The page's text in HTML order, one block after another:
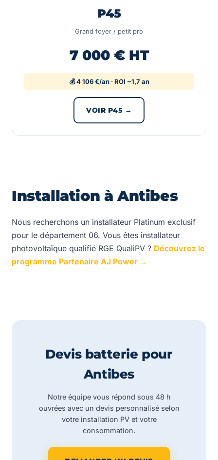
P45
Grand foyer / petit pro
7 000 € HT
💰 4 106 €/an · ROI ~1,7 an
VOIR P45 →
Installation à Antibes
Nous recherchons un installateur Platinum exclusif
pour le département 06. Vous êtes installateur
photovoltaïque qualifié RGE QualiPV ? Découvrez le
programme Partenaire AJ Power →
Devis batterie pour
Antibes
Notre équipe vous répond sous 48 h
ouvrées avec un devis personnalisé selon
votre installation PV et votre
consommation.